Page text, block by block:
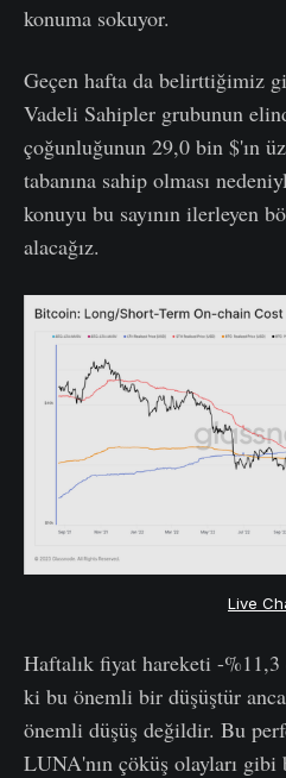
konuma sokuyor.
Geçen hafta da belirttiğimiz
Vadeli Sahipler grubunun
çoğunluğunun 29,0 bin $'ın
tabanına sahip olması
konuyu bu sayının ilerleyen
alacağız.
Live
Haftalık fiyat hareketi -
ki bu önemli bir düşüştür
önemli düşüş değildir. Bu
LUNA'nın çöküş olayları